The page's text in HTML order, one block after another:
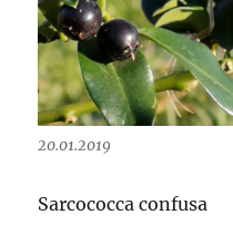
20.01.2019
Sarcococca confusa